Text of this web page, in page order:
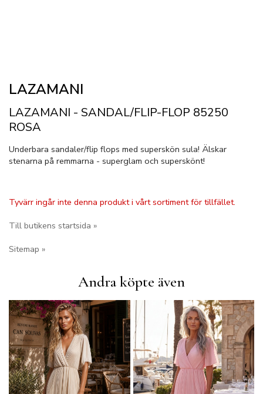
LAZAMANI
LAZAMANI - SANDAL/FLIP-FLOP 85250
ROSA
Underbara sandaler/flip flops med superskön sula! Älskar
stenarna på remmarna - superglam och superskönt!
Tyvärr ingår inte denna produkt i vårt sortiment för tillfället.
Till butikens startsida »
Sitemap »
Andra köpte även